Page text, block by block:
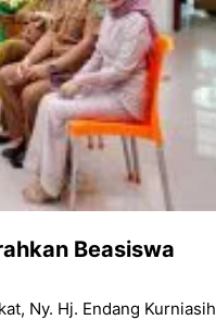
Beasiswa
Ny. Hj. Endang Kurniasih